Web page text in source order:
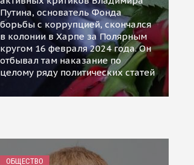
Путина, основатель Фонда
борьбы с коррупцией, скончался
в колонии в Харпе за Полярным
кругом 16 февраля 2024 года. Он
отбывал там наказание по
целому ряду политических статей
ОБЩЕСТВО